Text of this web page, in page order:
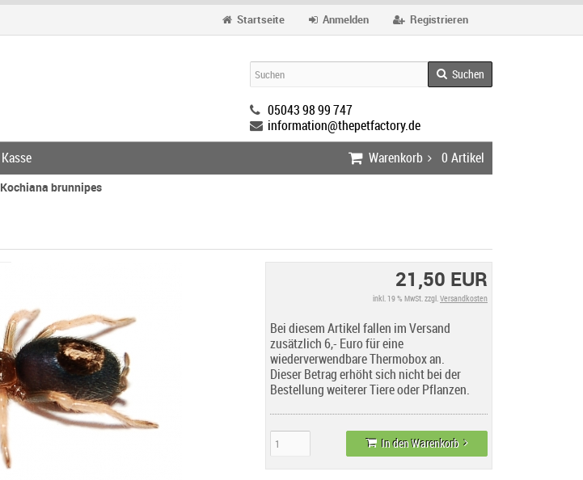
Registrieren
Anmelden
Startseite
Suchen
05043 98 99 747
information@thepetfactory.de
Kasse Warenkorb 0 Artikel
Kochiana brunnipes
21,50 EUR
inkl. 19 % MwSt. zzgl.Versandkosten
Bei diesem Artikel fallen im Versand
zusätzlich 6,- Euro für eine
wiederverwendbare Thermobox an.
Dieser Betrag erhöht sich nicht bei der
Bestellung weiterer Tiere oder Pflanzen.
In den Warenkorb